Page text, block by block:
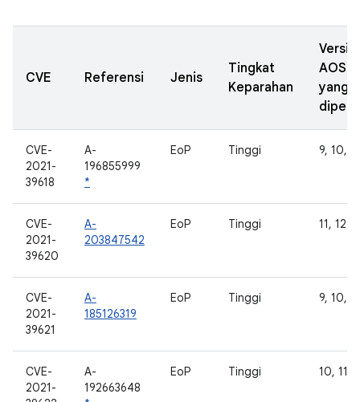
CVE Referensi Jenis
Tingkat
Keparahan
Versi
AOSP
yang
CVE-
2021-
39618
A-
196855999
*
EoP Tinggi 9, 10,
CVE-
2021-
39620
A-
203847542
EoP Tinggi 11, 12
CVE-
2021-
39621
A-
185126319
EoP Tinggi 9, 10,
CVE-
2021-
A-
192663648
EoP Tinggi 10, 11,